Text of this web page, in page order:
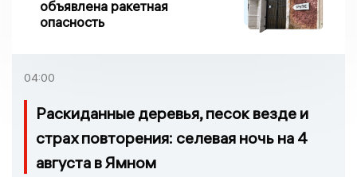
объявлена ракетная
опасность
04:00
Раскиданные деревья, песок везде и
страх повторения: селевая ночь на 4
августа в Ямном